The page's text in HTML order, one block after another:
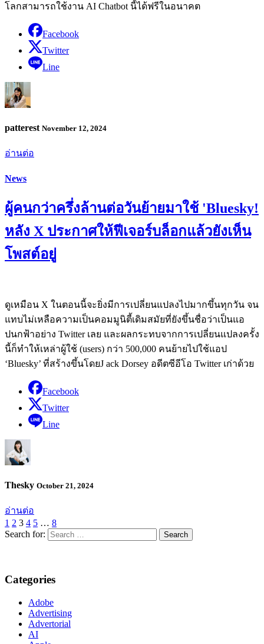
โลกสามารถใช้งาน AI Chatbot นี้ได้ฟรีในอนาคต
Facebook
Twitter
Line
patterest November 12, 2024
อ่านต่อ
News
ผู้คนกว่าครึ่งล้านต่อวันย้ายมาใช้ 'Bluesky!
หลัง X ประกาศให้ฟีเจอร์บล็อกแล้วยังเห็น
โพสต์อยู่
ดูเหมือน X ในตอนนี้จะยิ่งมีการเปลี่ยนแปลงไปมากขึ้นทุกวัน จน
แทบไม่เหลือความเป็นคอมมูนิตี้เดิมสมัยที่ยังขึ้นชื่อว่าเป็นแอ
ปนกฟ้าอย่าง Twitter เลย และผลกระทบจากการเปลี่ยนแปลงครั้ง
นี้ก็ทำให้เหล่าผู้ใช้ (users) กว่า 500,000 คนย้ายไปใช้แอป
‘Bluesky’ ที่สร้างขึ้นโดยJ ack Dorsey อดีตซีอีโอ Twitter เก่าด้วย
Facebook
Twitter
Line
Thesky October 21, 2024
อ่านต่อ
1 2 3 4 5 … 8
Search for:
Categories
Adobe
Advertising
Advertorial
AI